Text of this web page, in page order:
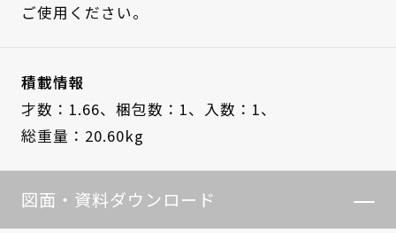
ご使用ください。
積載情報
才数：1.66、 梱包数：1、
入数：1、
総重量：20.60kg
図面・資料ダウンロード